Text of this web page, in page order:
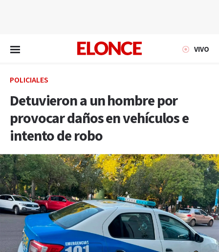
VIVO
POLICIALES
Detuvieron a un hombre por
provocar daños en vehículos e
intento de robo